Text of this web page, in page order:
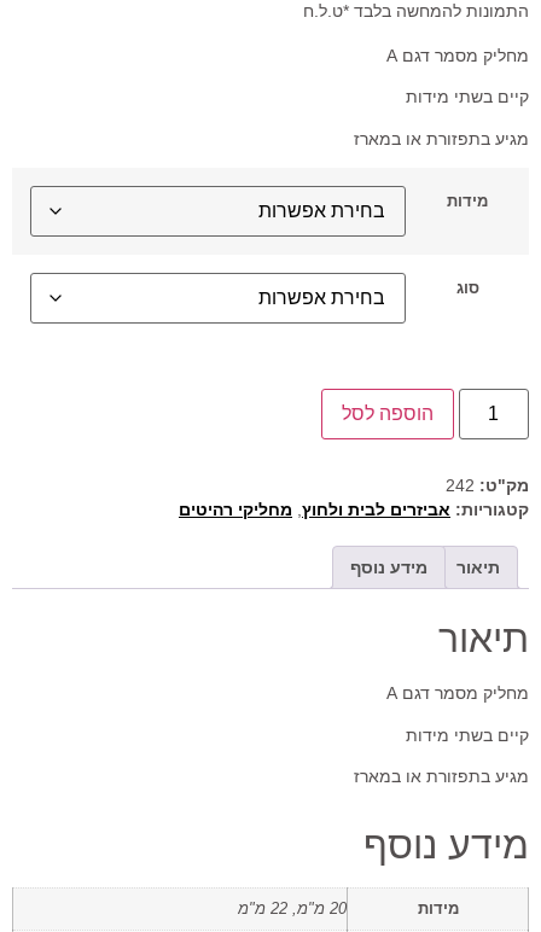
התמונות להמחשה בלבד *ט.ל.ח
מחליק מסמר דגם A
קיים בשתי מידות
מגיע בתפזורת או במארז
מידות
סוג
הוספה לסל
מק"ט:242
קטגוריות: אביזרים לבית ולחוץ,מחליקי רהיטים
תיאור מידע נוסף
תיאור
מחליק מסמר דגם A
קיים בשתי מידות
מגיע בתפזורת או במארז
מידע נוסף
מידות 20 מ"מ, 22 מ"מ